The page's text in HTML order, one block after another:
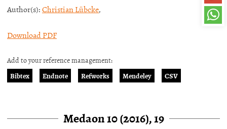
Author(s):Christian Lübcke,
Download PDF
Add to your reference management:
Bibtex
Endnote Refworks Mendeley CSV
Medaon 10 (2016), 19